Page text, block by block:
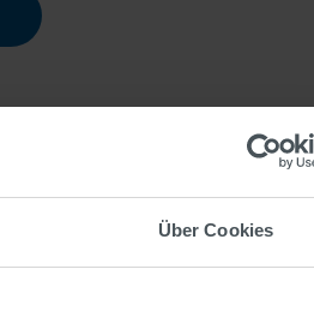
Über Cookies